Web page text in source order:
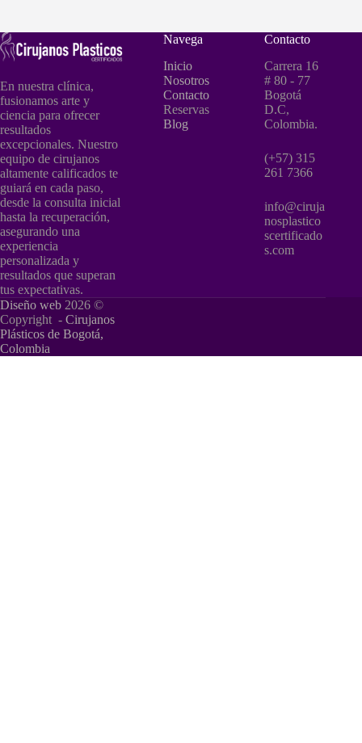
En nuestra clínica,
fusionamos arte y
ciencia para ofrecer
resultados
excepcionales. Nuestro
equipo de cirujanos
altamente calificados te
guiará en cada paso,
desde la consulta inicial
hasta la recuperación,
asegurando una
experiencia
personalizada y
resultados que superan
tus expectativas.
Navega
Inicio
Nosotros
Contacto
Reservas
Blog
Contacto
Carrera 16
# 80 - 77
Bogotá
D.C,
Colombia.
(+57) 315
261 7366
info@ciruja
nosplastico
scertificado
s.com
Diseño web 2026 ©
Copyright - Cirujanos
Plásticos de Bogotá,
Colombia